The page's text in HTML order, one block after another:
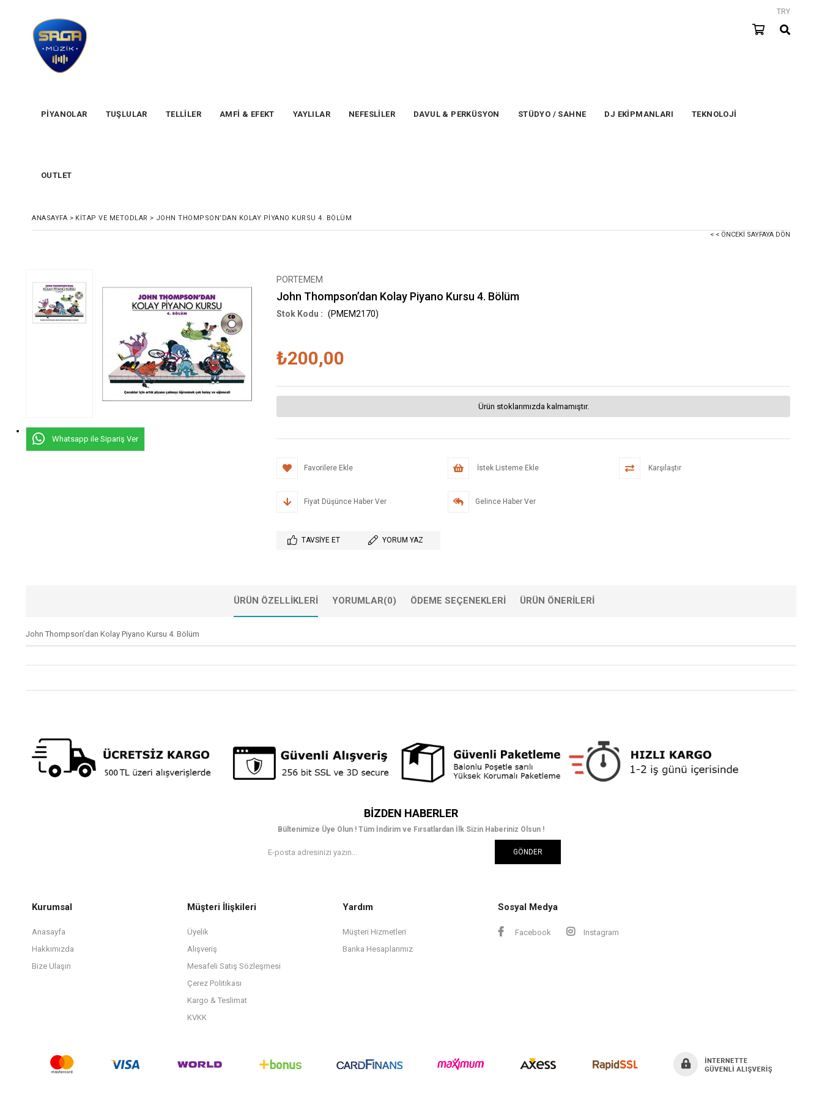
TRY
PİYANOLAR TUŞLULAR TELLİLER AMFİ & EFEKT YAYLILAR NEFESLİLER DAVUL & PERKÜSYON STÜDYO / SAHNE DJ EKİPMANLARI TEKNOLOJİ
OUTLET
ANASAYFA > KITAP VE METODLAR > JOHN THOMPSON’DAN KOLAY PIYANO KURSU 4. BÖLÜM
< < ÖNCEKI SAYFAYA DÖN
Whatsapp ile Sipariş Ver
PORTEMEM
John Thompson’dan Kolay Piyano Kursu 4. Bölüm
(PMEM2170)
₺200,00
Ürün stoklarımızda kalmamıştır.
Favorilere Ekle İstek Listeme Ekle Karşılaştır
Fiyat Düşünce Haber Ver Gelince Haber Ver
TAVSIYE ET YORUM YAZ
ÜRÜN ÖZELLIKLERI YORUMLAR(0) ÖDEME SEÇENEKLERI ÜRÜN ÖNERILERI
John Thompson’dan Kolay Piyano Kursu 4. Bölüm
BIZDEN HABERLER
Bültenimize Üye Olun ! Tüm İndirim ve Fırsatlardan İlk Sizin Haberiniz Olsun !
GÖNDER
Kurumsal
Anasayfa
Hakkımızda
Bize Ulaşın
Müşteri İlişkileri
Üyelik
Alışveriş
Mesafeli Satış Sözleşmesi
Çerez Politikası
Kargo & Teslimat
KVKK
Yardım
Müşteri Hizmetleri
Banka Hesaplarımız
Sosyal Medya
Facebook Instagram